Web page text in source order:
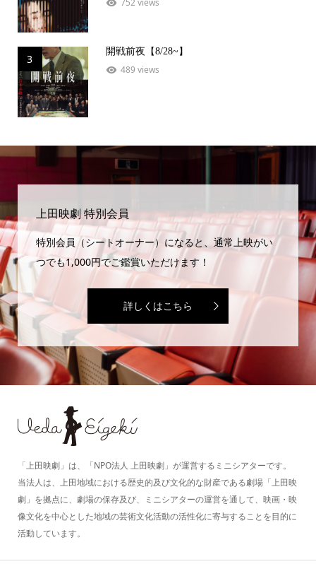
752 views
3
開戦前夜【8/28~】
489 views
上田映劇 特別会員
特別会員（シートオーナー）になると、通常上映がい
つでも1,000円でご鑑賞いただけます！
詳しくはこちら
「上田映劇」は、「NPO法人 上田映劇」が運営するミニシアターです。
当法人は、上田地域における歴史的及び文化的な財産である劇場「上田映
劇」を拠点に、劇場の保存及び、ミニシアターの運営を通して、映画・映
像文化を中心とした地域の芸術文化活動の活性化に寄与することを目的に
活動しています。